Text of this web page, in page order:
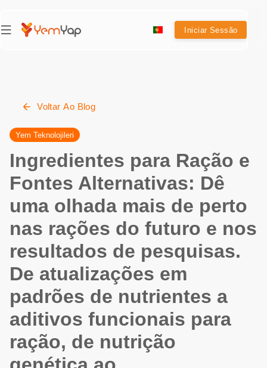
Iniciar Sessão
Voltar Ao Blog
Yem Teknolojileri
Ingredientes para Ração e
Fontes Alternativas: Dê
uma olhada mais de perto
nas rações do futuro e nos
resultados de pesquisas.
De atualizações em
padrões de nutrientes a
aditivos funcionais para
ração, de nutrição